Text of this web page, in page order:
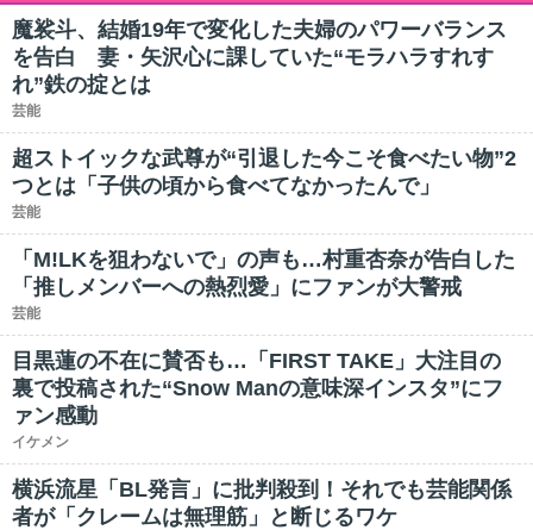
魔裟斗、結婚19年で変化した夫婦のパワーバランス
を告白 妻・矢沢心に課していた“モラハラすれす
れ”鉄の掟とは
芸能
超ストイックな武尊が“引退した今こそ食べたい物”2
つとは「子供の頃から食べてなかったんで」
芸能
「M!LKを狙わないで」の声も…村重杏奈が告白した
「推しメンバーへの熱烈愛」にファンが大警戒
芸能
目黒蓮の不在に賛否も…「FIRST TAKE」大注目の
裏で投稿された“Snow Manの意味深インスタ”にフ
ァン感動
イケメン
横浜流星「BL発言」に批判殺到！それでも芸能関係
者が「クレームは無理筋」と断じるワケ